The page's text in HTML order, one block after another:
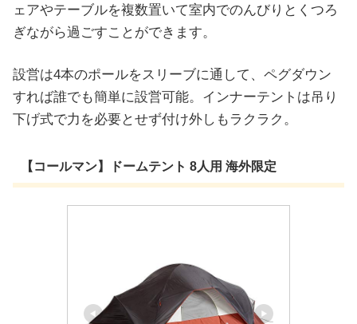
ェアやテーブルを複数置いて室内でのんびりとくつろ
ぎながら過ごすことができます。
設営は4本のポールをスリーブに通して、ペグダウン
すれば誰でも簡単に設営可能。インナーテントは吊り
下げ式で力を必要とせず付け外しもラクラク。
【コールマン】ドームテント 8人用 海外限定